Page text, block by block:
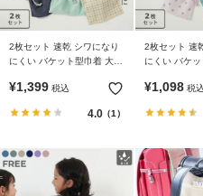
2枚セット 速乾 シワになり
にくい バケット型巾着 大サ
¥1,399 税込
4.0（1）
2枚セット 速
にくい バケッ
¥1,098 税込